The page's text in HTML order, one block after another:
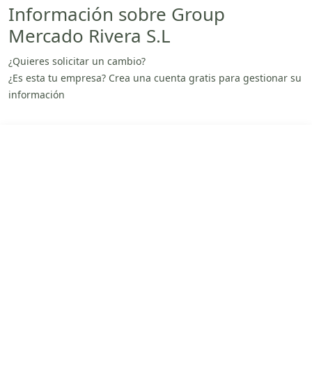
Información sobre Group
Mercado Rivera S.L
¿Quieres solicitar un cambio?
¿Es esta tu empresa? Crea una cuenta gratis para gestionar su
información